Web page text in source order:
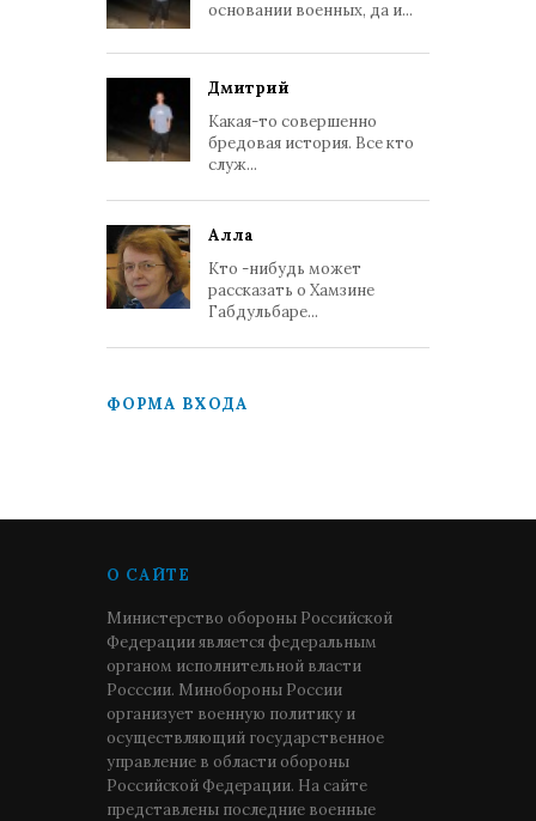
основании военных, да и...
Дмитрий
Какая-то совершенно
бредовая история. Все кто
служ...
Алла
Кто -нибудь может
рассказать о Хамзине
Габдульбаре...
ФОРМА ВХОДА
О САЙТЕ
Министерство обороны Российской
Федерации является федеральным
органом исполнительной власти
Росссии. Минобороны России
организует военную политику и
осуществляющий государственное
управление в области обороны
Российской Федерации. На сайте
представлены последние военные